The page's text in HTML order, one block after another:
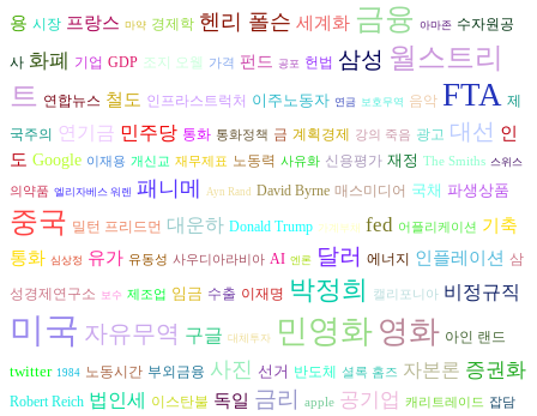
용 시장 프랑스 마약 경제학 헨리 폴슨 세계화 금융 아마존 수자원공
사 화폐 기업 GDP 조지 오웰 가격 펀드 공포 헌법 삼성 월스트리
트
연합뉴스 철도 인프라스트럭처 이주노동자 연금 보호무역 음악 FTA 제
국주의 연기금 민주당 통화 통화정책 금 계획경제 강의 죽음 광고 대선 인
도 Google 이재용 개신교 재무제표 노동력 사유화 신용평가 재정 The Smiths 스위스
의약품 엘리자베스 워렌 패니메 Ayn Rand David Byrne 매스미디어 국채 파생상품
중국 밀턴 프리드먼 대운하 Donald Trump 가계부채 fed 어플리케이션
기축
통화 심상정 유가 유동성 사우디아라비아 AI 엔론 달러 에너지 인플레이션 삼
성경제연구소 보수 제조업 임금 수출 이재명 박정희 캘리포니아 비정규직
미국 자유무역 구글 대체투자 민영화 영화 아인 랜드
twitter 1984 노동시간 부외금융 사진 선거 반도체 셜록 홈즈 자본론 증권화
Robert Reich 법인세 이스탄불 독일 금리 apple 공기업 캐리트레이드 잡담